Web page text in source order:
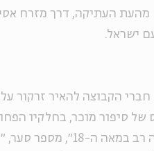
ישראל.
הקבוצה להאיר זרקור
של סיפור מוכר, בחלקיו
יעקב עמדן, שהיה רב